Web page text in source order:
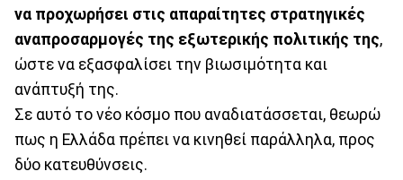
να προχωρήσει στις απαραίτητες στρατηγικές
αναπροσαρμογές της εξωτερικής πολιτικής της,
ώστε να εξασφαλίσει την βιωσιμότητα και
ανάπτυξή της.
Σε αυτό το νέο κόσμο που αναδιατάσσεται, θεωρώ
πως η Ελλάδα πρέπει να κινηθεί παράλληλα, προς
δύο κατευθύνσεις.